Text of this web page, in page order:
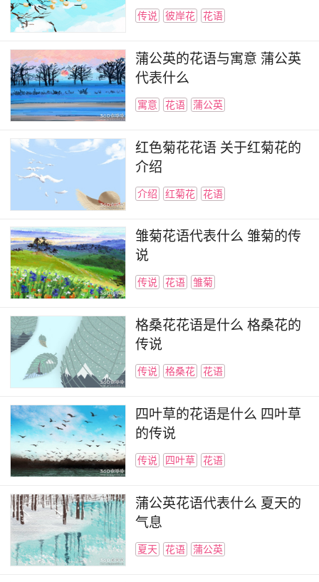
吊兰的花语是什么 能给你带来希望
火百合的花语是什么 热情的花朵
木棉花的花语 木棉花的含义
一品红的花语 相遇只在勇敢面对
传说 彼岸花 花语
蒲公英的花语与寓意 蒲公英
代表什么
寓意 花语 蒲公英
红色菊花花语 关于红菊花的
介绍
介绍 红菊花 花语
雏菊花语代表什么 雏菊的传
说
传说 花语 雏菊
格桑花花语是什么 格桑花的
传说
传说 格桑花 花语
四叶草的花语是什么 四叶草
的传说
传说 四叶草 花语
蒲公英花语代表什么 夏天的
气息
夏天 花语 蒲公英